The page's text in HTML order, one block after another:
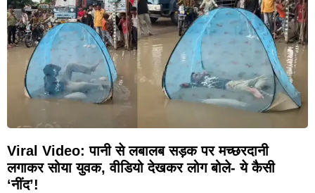
Viral Video: पानी से लबालब सड़क पर मच्छरदानी
लगाकर सोया युवक, वीडियो देखकर लोग बोले- ये कैसी
‘नींद’!